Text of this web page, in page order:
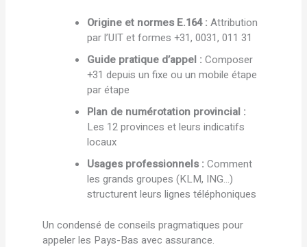
Origine et normes E.164 : Attribution
par l’UIT et formes +31, 0031, 011 31
Guide pratique d’appel : Composer
+31 depuis un fixe ou un mobile étape
par étape
Plan de numérotation provincial :
Les 12 provinces et leurs indicatifs
locaux
Usages professionnels : Comment
les grands groupes (KLM, ING…)
structurent leurs lignes téléphoniques
Un condensé de conseils pragmatiques pour
appeler les Pays-Bas avec assurance.